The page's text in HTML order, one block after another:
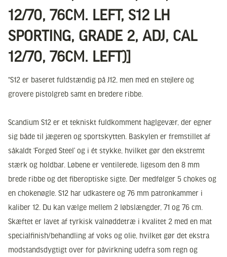
12/70, 76CM. LEFT, S12 LH
SPORTING, GRADE 2, ADJ, CAL
12/70, 76CM. LEFT)]
“S12 er baseret fuldstændig på J12, men med en stejlere og
grovere pistolgreb samt en bredere ribbe.
Scandium S12 er et tekniskt fuldkomment haglgevær, der egner
sig både til jægeren og sportskytten. Baskylen er fremstillet af
såkaldt ‘Forged Steel’ og i ét stykke, hvilket gør den ekstremt
stærk og holdbar. Løbene er ventilerede, ligesom den 8 mm
brede ribbe og det fiberoptiske sigte. Der medfølger 5 chokes og
en chokenøgle. S12 har udkastere og 76 mm patronkammer i
kaliber 12. Du kan vælge mellem 2 løbslængder, 71 og 76 cm.
Skæftet er lavet af tyrkisk valnøddetræ i kvalitet 2 med en mat
specialfinish/behandling af voks og olie, hvilket gør det ekstra
modstandsdygtigt over for påvirkning udefra som regn og